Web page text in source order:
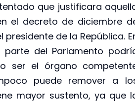
que justificara
el decreto de diciembre
de la República.
del Parlamento
ser el órgano
puede remover a
mayor sustento, ya que